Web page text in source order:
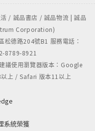
/ 誠品書店 / 誠品物流 | 誠品
Corporation)
德路204號B1 服務電話：
8789-8921
議使用瀏覽器版本：Google
上 / Safari 版本11以上
系統榮獲